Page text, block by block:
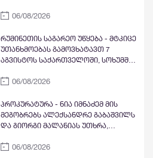
შეიძლებოდა, თავიანთი
მაგრამ რაკი ეკა კუპატაძემ თავისი
ტრაგედია პოლიტიკური
სპეკულაციის საგნად არ აქცია და
დაუფასა გამოძიების შედეგები,
ჩასცეს გულში შხამიანი ისარი
ნანული ჟორჟოლიანის ხელით
06/08/2026
რუმინეთის საგარეო უწყება - მტკიცე
უთანხმოებას გამოვხატავთ 7
აგვისტოს საქართველოში, სოხუმში
გამოსვლასთან დაკავშირებით -
მხარდაჭერას საქართველოს
სუვერენიტეტისა და ტერიტორიული
მთლიანობის მიმართ
06/08/2026
პროკურატურა - ნია იმნაძემ მის
მეგობრებს ალექსანდრე გაბაშვილს
და გიორგი მალანიას უთხრა,
გიგა ავალიანი ზედმეტ ყურადღებას
06/08/2026